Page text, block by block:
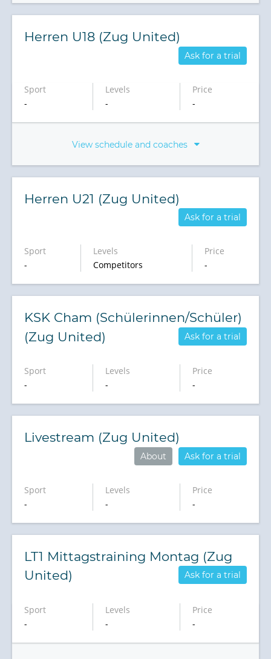
Herren U18 (Zug United)
Ask for a trial
Sport
-
Levels
-
Price
-
View schedule and coaches
Herren U21 (Zug United)
Ask for a trial
Sport
-
Levels
Competitors
Price
-
KSK Cham (Schülerinnen/Schüler)
(Zug United)
Ask for a trial
Sport
-
Levels
-
Price
-
Livestream (Zug United)
Ask for a trial
About
Sport
-
Levels
-
Price
-
LT1 Mittagstraining Montag (Zug
United)
Ask for a trial
Sport
-
Levels
-
Price
-